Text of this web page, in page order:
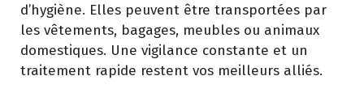
d’hygiène. Elles peuvent être transportées par
les vêtements, bagages, meubles ou animaux
domestiques. Une vigilance constante et un
traitement rapide restent vos meilleurs alliés.